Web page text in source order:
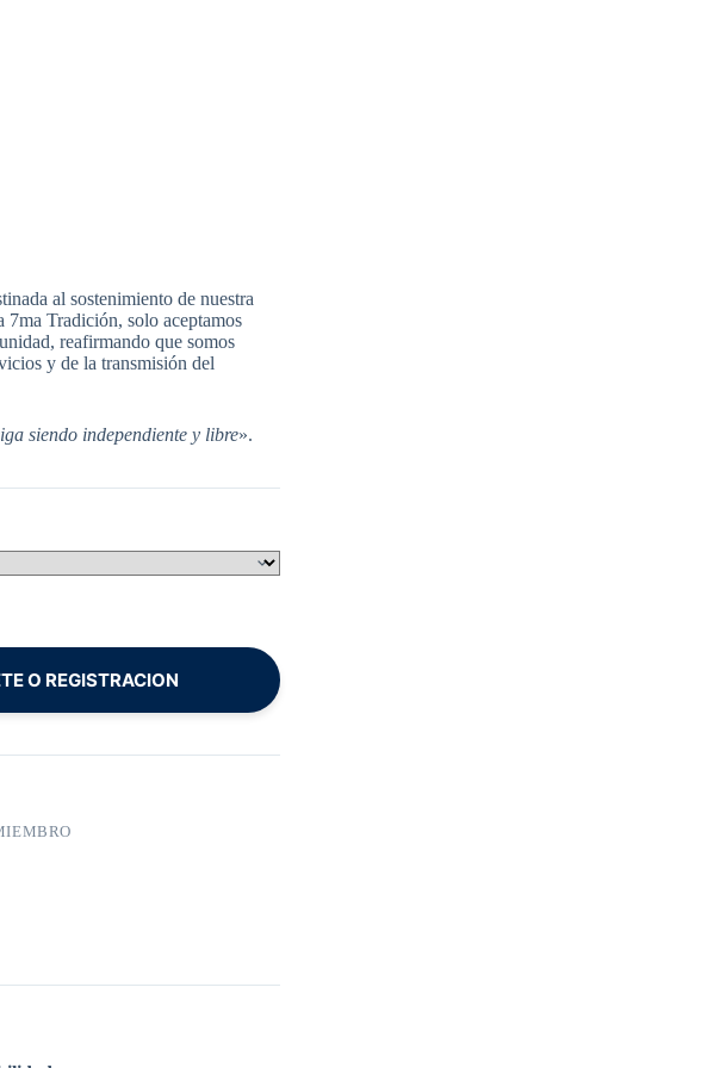
al sostenimiento de nuestra
Tradición, solo aceptamos
reafirmando que somos
y de la transmisión del
siendo independiente y libre».
O REGISTRACION